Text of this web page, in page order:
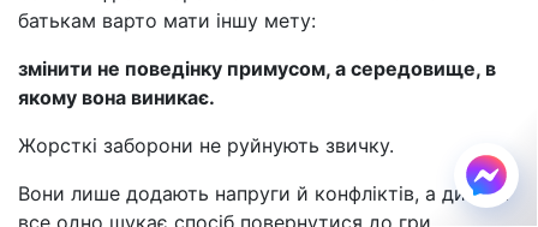
батькам варто мати іншу мету:
змінити не поведінку примусом, а середовище, в
якому вона виникає.
Жорсткі заборони не руйнують звичку.
Вони лише додають напруги й конфліктів, а дитина
все одно шукає спосіб повернутися до гри.